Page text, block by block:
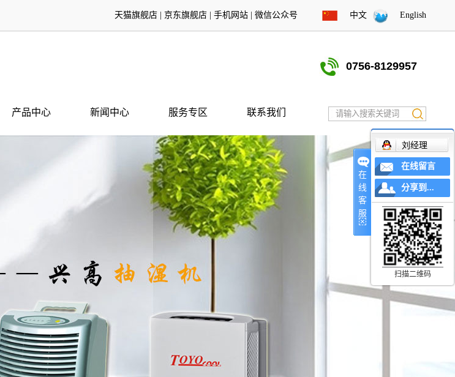
中文 English
天猫旗舰店 京东旗舰店 手机网站 微信公众号
0756-8129957
产品中心 新闻中心 服务专区 联系我们
在
线
客
服
刘经理
在线留言
分享到...
扫描二维码